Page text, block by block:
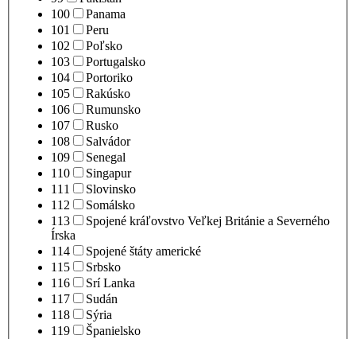
100
Panama
101
Peru
102
Poľsko
103
Portugalsko
104
Portoriko
105
Rakúsko
106
Rumunsko
107
Rusko
108
Salvádor
109
Senegal
110
Singapur
111
Slovinsko
112
Somálsko
113
Spojené kráľovstvo Veľkej Británie a Severného
Írska
114
Spojené štáty americké
115
Srbsko
116
Srí Lanka
117
Sudán
118
Sýria
119
Španielsko